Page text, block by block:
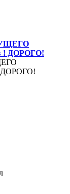
! ДОРОГО!
ДОРОГО!